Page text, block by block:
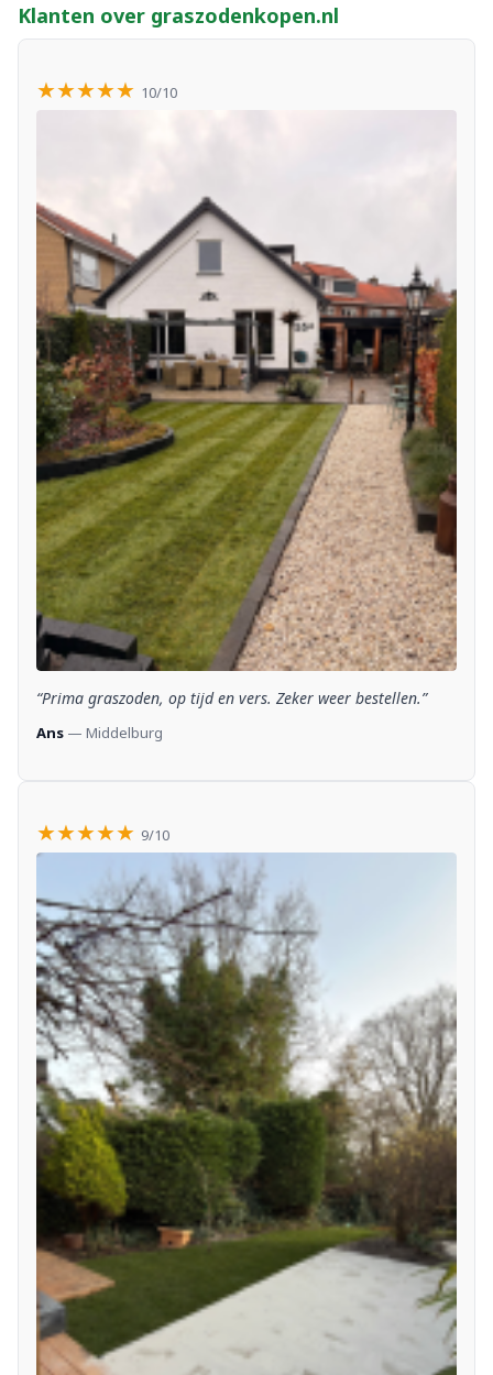
Klanten over graszodenkopen.nl
★★★★★ 10/10
“Prima graszoden, op tijd en vers. Zeker weer bestellen.”
Ans — Middelburg
★★★★★ 9/10